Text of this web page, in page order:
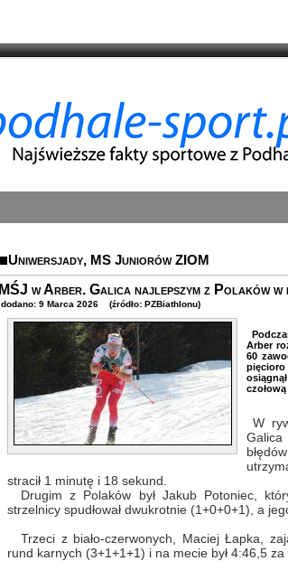
Uniwersjady, MS Juniorów ZIOM
MŚJ w Arber. Galica najlepszym z Polaków w
dodano: 9 Marca 2026 (źródło: PZBiathlonu)
Arber
60
W
Galica
stracił 1 minutę i 18 sekund.
Drugim z Polaków był Jakub Potoniec,
strzelnicy spudłował dwukrotnie (1+0+0+1), a
Trzeci z biało-czerwonych, Maciej Łapka,
rund karnych (3+1+1+1) i na mecie był 4:46,5 za